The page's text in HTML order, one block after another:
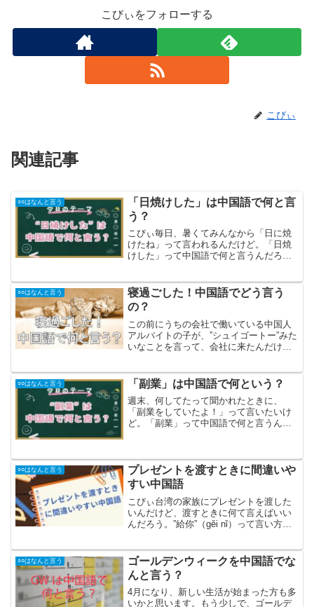
こびぃをフォローする
こびぃ
関連記事
○○はなんと言う
「日焼けした」は中国語で何と言
う？
こびぃ毎日、暑くてみんなから「日に焼
けたね」って言われるんだけど。「日焼
けした」って中国語で何と言うんだろ
介していくね！「日焼けした」は中国語
で”曬黑了”「日焼けした...
○○はなんと言う
寝過ごした！中国語でどう言う
の？
この前にうちの会社で働いている中国人
アルバイトの子が、”シュイゴートー”みた
いなことを言って、会社に来たんだけ
の子が会社に来た時っていつもより遅か
ったりした？言われてみ...
○○はなんと言う 「副業」は中国語で何という？
週末、何してたって聞かれたときに、
「副業をしていたよ！」って言いたいけ
ど。「副業」って中国語で何と言うんだ
「副業」の中国語と発音を知ろう！「副
業」は中国語でも「副業」で通...
○○はなんと言う
プレゼントを渡すときに間違いや
すい中国語
こびぃ台湾の家族にプレゼントを渡した
いんだけど、渡すときに何て言えばいい
んだろう。”給你”（gěi nǐ）って言い方は
の場合は”送你”（sòng nǐ）っていう言
い...
○○はなんと言う
ゴールデンウィークを中国語でな
んと言う？
4月になり、新しい生活が始まった方も多
いかと思います。もう少しで、ゴールデ